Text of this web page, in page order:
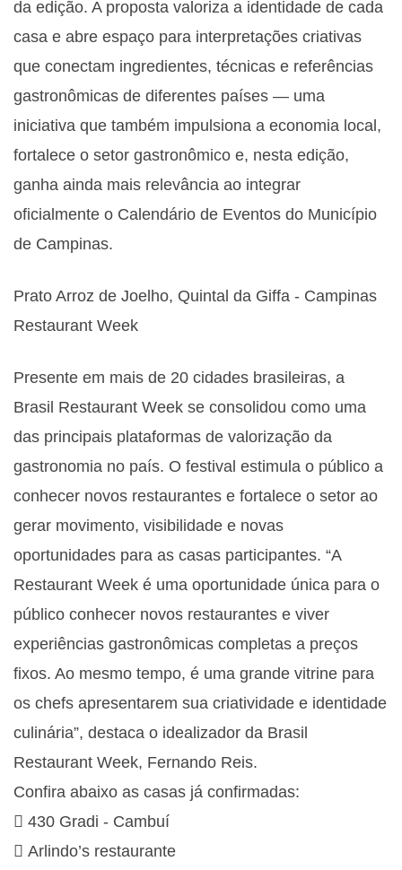
da edição. A proposta valoriza a identidade de cada
casa e abre espaço para interpretações criativas
que conectam ingredientes, técnicas e referências
gastronômicas de diferentes países — uma
iniciativa que também impulsiona a economia local,
fortalece o setor gastronômico e, nesta edição,
ganha ainda mais relevância ao integrar
oficialmente o Calendário de Eventos do Município
de Campinas.
Prato Arroz de Joelho, Quintal da Giffa - Campinas
Restaurant Week
Presente em mais de 20 cidades brasileiras, a
Brasil Restaurant Week se consolidou como uma
das principais plataformas de valorização da
gastronomia no país. O festival estimula o público a
conhecer novos restaurantes e fortalece o setor ao
gerar movimento, visibilidade e novas
oportunidades para as casas participantes. “A
Restaurant Week é uma oportunidade única para o
público conhecer novos restaurantes e viver
experiências gastronômicas completas a preços
fixos. Ao mesmo tempo, é uma grande vitrine para
os chefs apresentarem sua criatividade e identidade
culinária”, destaca o idealizador da Brasil
Restaurant Week, Fernando Reis.
Confira abaixo as casas já confirmadas:
 430 Gradi - Cambuí
 Arlindo’s restaurante